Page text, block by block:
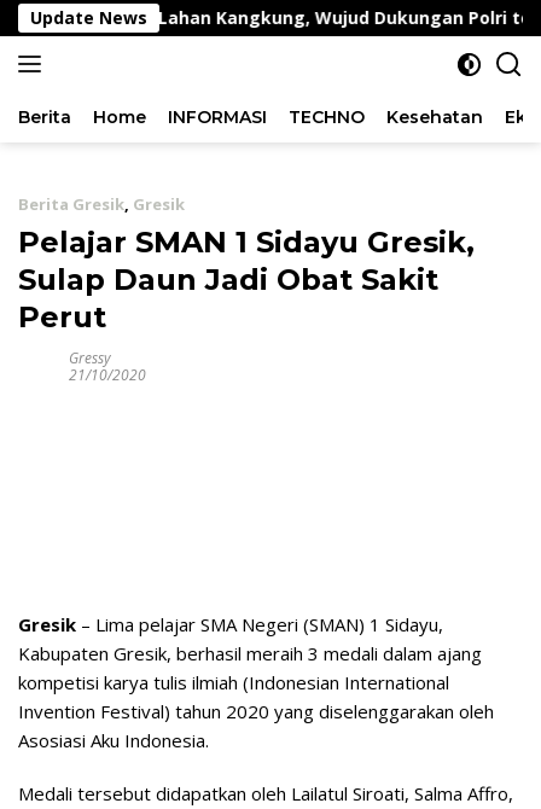
Langsung
ke
konten
Update NewsLahan Kangkung, Wujud Dukungan Polri
Berita Home INFORMASI TECHNO Kesehatan
Berita Gresik, Gresik
Pelajar SMAN 1 Sidayu Gresik,
Sulap Daun Jadi Obat Sakit
Perut
Gressy
21/10/2020
Gresik – Lima pelajar SMA Negeri (SMAN) 1 Sidayu,
Kabupaten Gresik, berhasil meraih 3 medali dalam ajang
kompetisi karya tulis ilmiah (Indonesian International
Invention Festival) tahun 2020 yang diselenggarakan oleh
Asosiasi Aku Indonesia.
Medali tersebut didapatkan oleh Lailatul Siroati, Salma Affro,